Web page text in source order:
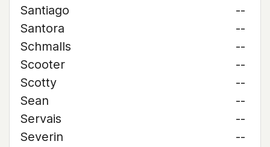
Santiago
--
Santora
--
Schmalls
--
Scooter
--
Scotty
--
Sean
--
Servais
--
Severin
--